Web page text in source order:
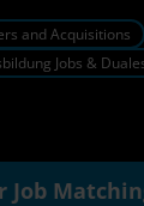
and Acquisitions
Jobs &
Job